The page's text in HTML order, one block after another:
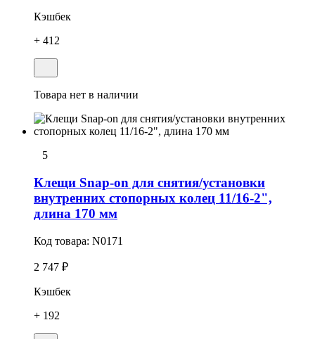
Кэшбек
+ 412
Товара нет в наличии
5
Клещи Snap-on для снятия/установки
внутренних стопоpных колец 11/16-2",
длина 170 мм
Код товара: N0171
2 747 ₽
Кэшбек
+ 192